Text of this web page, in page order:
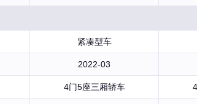
紧凑型车
2022-03
4门5座三厢轿车